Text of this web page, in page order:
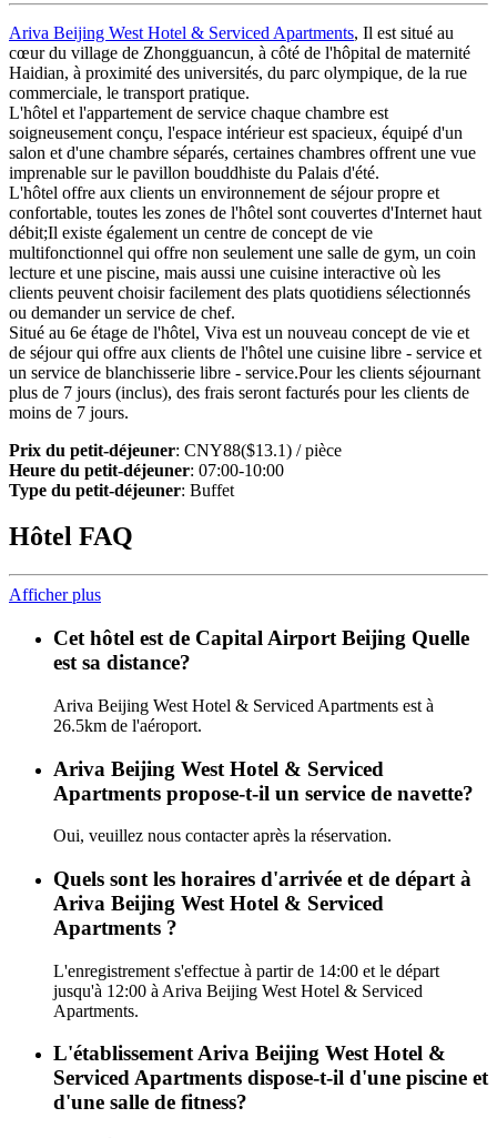
Ariva Beijing West Hotel & Serviced Apartments, Il est situé au
cœur du village de Zhongguancun, à côté de l'hôpital de maternité
Haidian, à proximité des universités, du parc olympique, de la rue
commerciale, le transport pratique.
L'hôtel et l'appartement de service chaque chambre est
soigneusement conçu, l'espace intérieur est spacieux, équipé d'un
salon et d'une chambre séparés, certaines chambres offrent une vue
imprenable sur le pavillon bouddhiste du Palais d'été.
L'hôtel offre aux clients un environnement de séjour propre et
confortable, toutes les zones de l'hôtel sont couvertes d'Internet haut
débit;Il existe également un centre de concept de vie
multifonctionnel qui offre non seulement une salle de gym, un coin
lecture et une piscine, mais aussi une cuisine interactive où les
clients peuvent choisir facilement des plats quotidiens sélectionnés
ou demander un service de chef.
Situé au 6e étage de l'hôtel, Viva est un nouveau concept de vie et
de séjour qui offre aux clients de l'hôtel une cuisine libre - service et
un service de blanchisserie libre - service.Pour les clients séjournant
plus de 7 jours (inclus), des frais seront facturés pour les clients de
moins de 7 jours.
Prix du petit-déjeuner: CNY88($13.1) / pièce
Heure du petit-déjeuner: 07:00-10:00
Type du petit-déjeuner: Buffet
Hôtel FAQ
Afficher plus
Cet hôtel est de Capital Airport Beijing Quelle
est sa distance?
Ariva Beijing West Hotel & Serviced Apartments est à
26.5km de l'aéroport.
Ariva Beijing West Hotel & Serviced
Apartments propose-t-il un service de navette?
Oui, veuillez nous contacter après la réservation.
Quels sont les horaires d'arrivée et de départ à
Ariva Beijing West Hotel & Serviced
Apartments ?
L'enregistrement s'effectue à partir de 14:00 et le départ
jusqu'à 12:00 à Ariva Beijing West Hotel & Serviced
Apartments.
L'établissement Ariva Beijing West Hotel &
Serviced Apartments dispose-t-il d'une piscine et
d'une salle de fitness?